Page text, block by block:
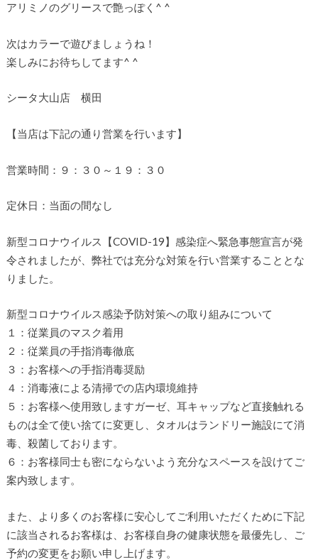
アリミノのグリースで艶っぽく^ ^
次はカラーで遊びましょうね！
楽しみにお待ちしてます^ ^
シータ大山店 横田
【当店は下記の通り営業を行います】
営業時間：９：３０～１９：３０
定休日：当面の間なし
新型コロナウイルス【COVID-19】感染症へ緊急事態宣言が発
令されましたが、弊社では充分な対策を行い営業することとな
りました。
新型コロナウイルス感染予防対策への取り組みについて
１：従業員のマスク着用
２：従業員の手指消毒徹底
３：お客様への手指消毒奨励
４：消毒液による清掃での店内環境維持
５：お客様へ使用致しますガーゼ、耳キャップなど直接触れる
ものは全て使い捨てに変更し、タオルはランドリー施設にて消
毒、殺菌しております。
６：お客様同士も密にならないよう充分なスペースを設けてご
案内致します。
また、より多くのお客様に安心してご利用いただくために下記
に該当されるお客様は、お客様自身の健康状態を最優先し、ご
予約の変更をお願い申し上げます。